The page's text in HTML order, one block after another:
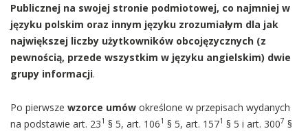
Publicznej na swojej stronie podmiotowej, co najmniej w
języku polskim oraz innym języku zrozumiałym dla jak
największej liczby użytkowników obcojęzycznych (z
pewnością, przede wszystkim w języku angielskim) dwie
grupy informacji.
Po pierwsze wzorce umów określone w przepisach wydanych
na podstawie art. 231 § 5, art. 1061 § 5, art. 1571 § 5 i art. 3007 §